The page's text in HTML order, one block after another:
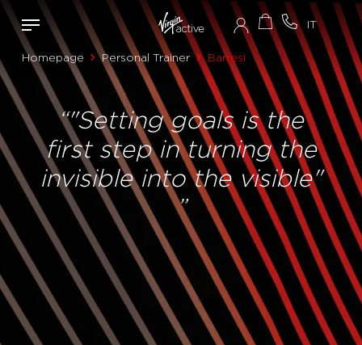
Homepage Personal Trainer Barresi
“"Setting goals is the
first step in turning the
invisible into the visible"
”